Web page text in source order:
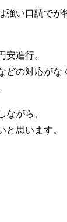
強い口調でが
安進行。
どの対応がな
ながら、
と思います。